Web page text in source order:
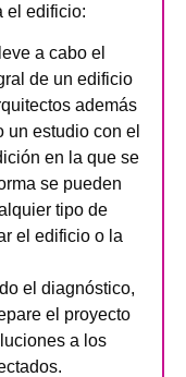
el edificio:
a cabo el
de un edificio
además
estudio con el
en la que se
se pueden
tipo de
el edificio o la
el diagnóstico,
el proyecto
a los